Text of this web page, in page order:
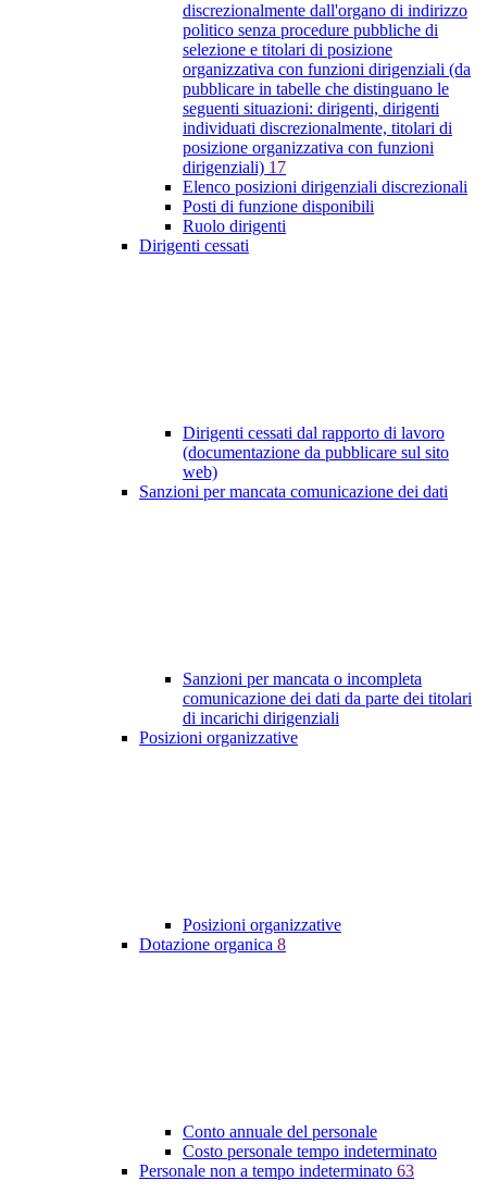
discrezionalmente dall'organo di indirizzo
politico senza procedure pubbliche di
selezione e titolari di posizione
organizzativa con funzioni dirigenziali (da
pubblicare in tabelle che distinguano le
seguenti situazioni: dirigenti, dirigenti
individuati discrezionalmente, titolari di
posizione organizzativa con funzioni
dirigenziali) 17
Elenco posizioni dirigenziali discrezionali
Posti di funzione disponibili
Ruolo dirigenti
Dirigenti cessati
Dirigenti cessati dal rapporto di lavoro
(documentazione da pubblicare sul sito
web)
Sanzioni per mancata comunicazione dei dati
Sanzioni per mancata o incompleta
comunicazione dei dati da parte dei titolari
di incarichi dirigenziali
Posizioni organizzative
Posizioni organizzative
Dotazione organica 8
Conto annuale del personale
Costo personale tempo indeterminato
Personale non a tempo indeterminato 63